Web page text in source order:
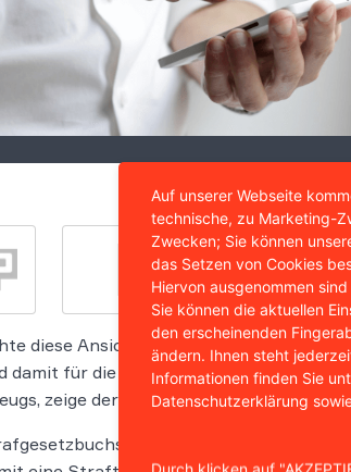
Wir
diese Ansicht zu Recht nicht zu
damit für die Parole des russischen
zeige der Fahrer, dass er sich den
(StGB) wegen der
Auf unserer Webseite
technische, zu Marketing-
Zwecken; Sie können
das Setzen von Cookies
Hiervon ausgenommen
Sie können die aktuellen
den erscheinenden
ändern. Ihnen steht
Informationen finden Sie
Datenschutzerklärung